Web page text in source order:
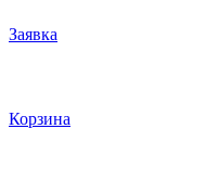
Заявка
Корзина